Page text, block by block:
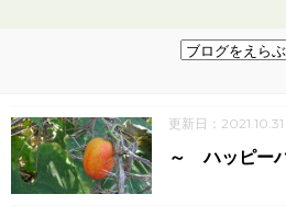
更新日：2021.10.31
～ ハッピー